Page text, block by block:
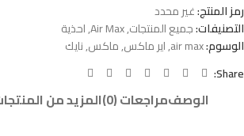
رمز المنتج:غير محدد
التصنيفات:جميع المنتجات,
Air Max
,احذية
الوسوم:air max
,اير ماكس,ماكس,نايك
Share:
الوصفمراجعات (0) المزيد من